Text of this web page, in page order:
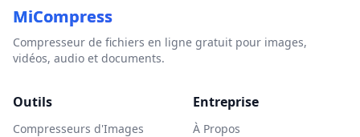
MiCompress
Compresseur de fichiers en ligne gratuit pour images,
vidéos, audio et documents.
Outils
Compresseurs d'Images
Entreprise
À Propos